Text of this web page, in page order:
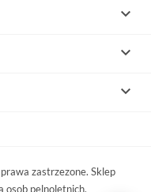



zastrzezone. Sklep
osob pelnoletnich.